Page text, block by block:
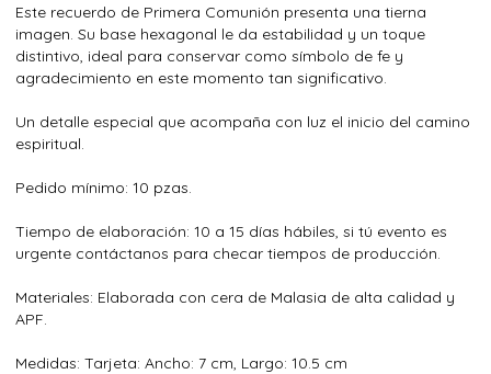
Este recuerdo de Primera Comunión presenta una tierna
imagen. Su base hexagonal le da estabilidad y un toque
distintivo, ideal para conservar como símbolo de fe y
agradecimiento en este momento tan significativo.
Un detalle especial que acompaña con luz el inicio del camino
espiritual.
Pedido mínimo: 10 pzas.
Tiempo de elaboración: 10 a 15 días hábiles, si tú evento es
urgente contáctanos para checar tiempos de producción.
Materiales: Elaborada con cera de Malasia de alta calidad y
APF.
Medidas: Tarjeta: Ancho: 7 cm, Largo: 10.5 cm